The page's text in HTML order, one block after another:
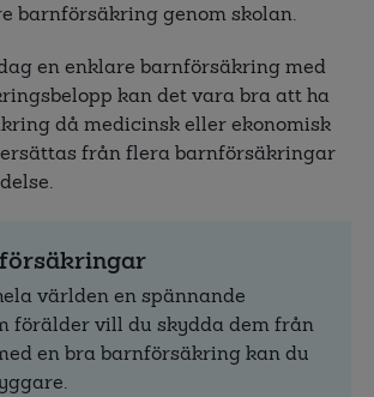
barnförsäkring genom skolan.
en enklare barnförsäkring med
kan det vara bra att ha
då medicinsk eller ekonomisk
från flera barnförsäkringar
världen en spännande
förälder vill du skydda dem från
en bra barnförsäkring kan du